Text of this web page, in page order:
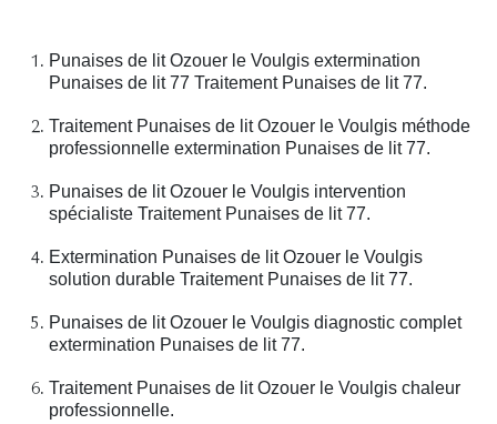
Punaises de lit Ozouer le Voulgis extermination
Punaises de lit 77 Traitement Punaises de lit 77.
Traitement Punaises de lit Ozouer le Voulgis méthode
professionnelle extermination Punaises de lit 77.
Punaises de lit Ozouer le Voulgis intervention
spécialiste Traitement Punaises de lit 77.
Extermination Punaises de lit Ozouer le Voulgis
solution durable Traitement Punaises de lit 77.
Punaises de lit Ozouer le Voulgis diagnostic complet
extermination Punaises de lit 77.
Traitement Punaises de lit Ozouer le Voulgis chaleur
professionnelle.